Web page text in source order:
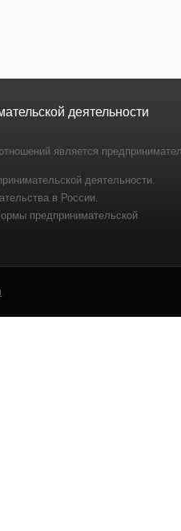
деятельности
является
деятельности.
в России.
предпринимательской
.